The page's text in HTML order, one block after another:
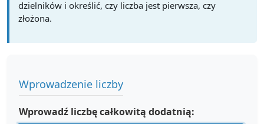
dzielników i określić, czy liczba jest pierwsza, czy
złożona.
Wprowadzenie liczby
Wprowadź liczbę całkowitą dodatnią: